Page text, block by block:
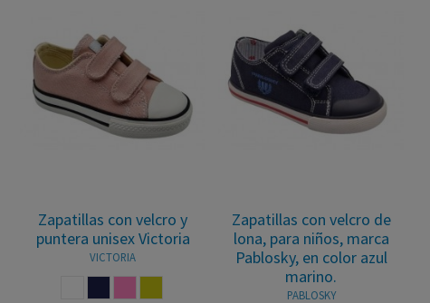
Zapatillas con velcro y
puntera unisex Victoria
VICTORIA
Zapatillas con velcro de
lona, para niños, marca
Pablosky, en color azul
marino.
PABLOSKY